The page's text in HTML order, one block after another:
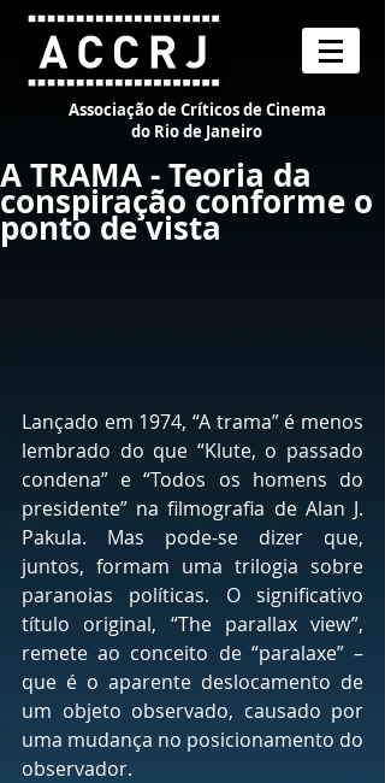
Associação de Críticos de Cinema
do Rio de Janeiro
A TRAMA - Teoria da
conspiração conforme o
ponto de vista
Lançado em 1974, “A trama” é menos
lembrado do que “Klute, o passado
condena” e “Todos os homens do
presidente” na filmografia de Alan J.
Pakula. Mas pode-se dizer que,
juntos, formam uma trilogia sobre
paranoias políticas. O significativo
título original, “The parallax view”,
remete ao conceito de “paralaxe” –
que é o aparente deslocamento de
um objeto observado, causado por
uma mudança no posicionamento do
observador.